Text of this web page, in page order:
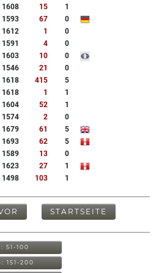
1608 15
1
1593 67
0
1612 1
0
1591 4
0
1603 10
0
1546 21
0
1618 415
5
1618 1
1
1604 52
1
1574 2
0
1679 61
5
1693 62
5
1589 13
0
1623 27
1
1498 103 1
STARTSEITE
51-100
151-200